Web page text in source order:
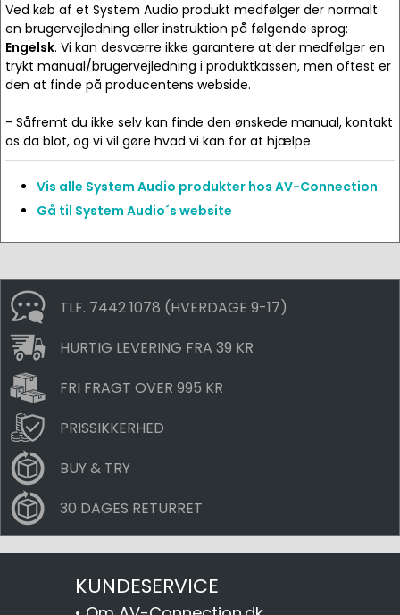
Ved køb af et System Audio produkt medfølger der normalt
en brugervejledning eller instruktion på følgende sprog:
Engelsk. Vi kan desværre ikke garantere at der medfølger en
trykt manual/brugervejledning i produktkassen, men oftest er
den at finde på producentens webside.
- Såfremt du ikke selv kan finde den ønskede manual, kontakt
os da blot, og vi vil gøre hvad vi kan for at hjælpe.
Vis alle System Audio produkter hos AV-Connection
Gå til System Audio´s website
TLF. 7442 1078 (HVERDAGE 9-17)
HURTIG LEVERING FRA 39 KR
FRI FRAGT OVER 995 KR
PRISSIKKERHED
BUY & TRY
30 DAGES RETURRET
KUNDESERVICE